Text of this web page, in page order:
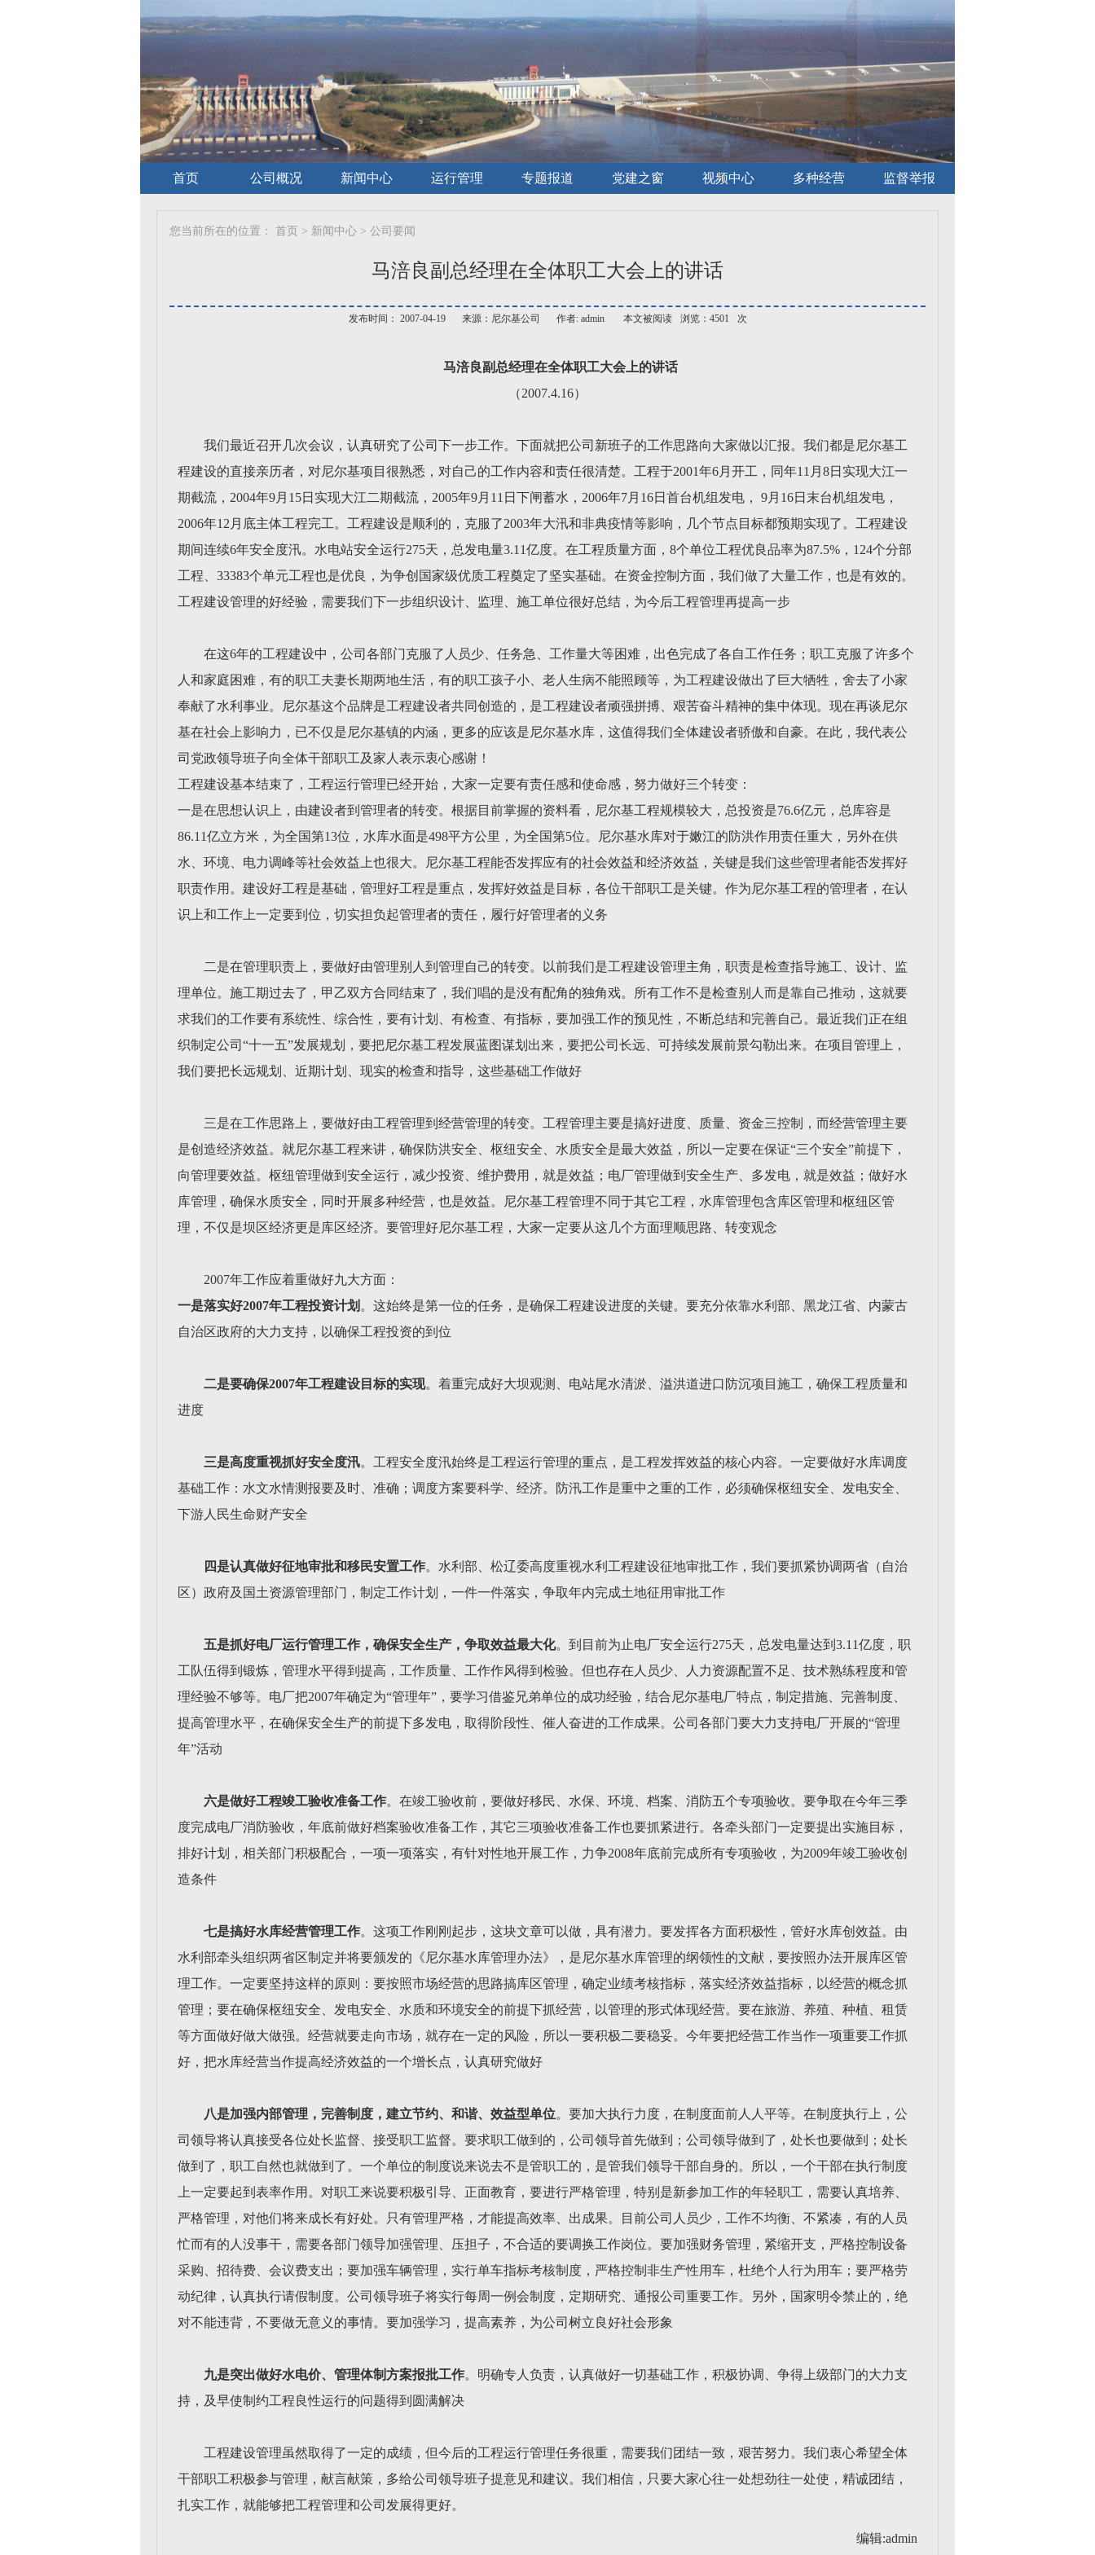
首页 公司概况 新闻中心 运行管理 专题报道 党建之窗 视频中心 多种经营 监督举报
您当前所在的位置： 首页 > 新闻中心 > 公司要闻
马涪良副总经理在全体职工大会上的讲话
发布时间： 2007-04-19 来源：尼尔基公司 作者: admin 本文被阅读 浏览：4501 次
马涪良副总经理在全体职工大会上的讲话
（2007.4.16）
我们最近召开几次会议，认真研究了公司下一步工作。下面就把公司新班子的工作思路向大家做以汇报。我们都是尼尔基工
程建设的直接亲历者，对尼尔基项目很熟悉，对自己的工作内容和责任很清楚。工程于2001年6月开工，同年11月8日实现大江一
期截流，2004年9月15日实现大江二期截流，2005年9月11日下闸蓄水，2006年7月16日首台机组发电， 9月16日末台机组发电，
2006年12月底主体工程完工。工程建设是顺利的，克服了2003年大汛和非典疫情等影响，几个节点目标都预期实现了。工程建设
期间连续6年安全度汛。水电站安全运行275天，总发电量3.11亿度。在工程质量方面，8个单位工程优良品率为87.5%，124个分部
工程、33383个单元工程也是优良，为争创国家级优质工程奠定了坚实基础。在资金控制方面，我们做了大量工作，也是有效的。
工程建设管理的好经验，需要我们下一步组织设计、监理、施工单位很好总结，为今后工程管理再提高一步
在这6年的工程建设中，公司各部门克服了人员少、任务急、工作量大等困难，出色完成了各自工作任务；职工克服了许多个
人和家庭困难，有的职工夫妻长期两地生活，有的职工孩子小、老人生病不能照顾等，为工程建设做出了巨大牺牲，舍去了小家
奉献了水利事业。尼尔基这个品牌是工程建设者共同创造的，是工程建设者顽强拼搏、艰苦奋斗精神的集中体现。现在再谈尼尔
基在社会上影响力，已不仅是尼尔基镇的内涵，更多的应该是尼尔基水库，这值得我们全体建设者骄傲和自豪。在此，我代表公
司党政领导班子向全体干部职工及家人表示衷心感谢！
工程建设基本结束了，工程运行管理已经开始，大家一定要有责任感和使命感，努力做好三个转变：
一是在思想认识上，由建设者到管理者的转变。根据目前掌握的资料看，尼尔基工程规模较大，总投资是76.6亿元，总库容是
86.11亿立方米，为全国第13位，水库水面是498平方公里，为全国第5位。尼尔基水库对于嫩江的防洪作用责任重大，另外在供
水、环境、电力调峰等社会效益上也很大。尼尔基工程能否发挥应有的社会效益和经济效益，关键是我们这些管理者能否发挥好
职责作用。建设好工程是基础，管理好工程是重点，发挥好效益是目标，各位干部职工是关键。作为尼尔基工程的管理者，在认
识上和工作上一定要到位，切实担负起管理者的责任，履行好管理者的义务
二是在管理职责上，要做好由管理别人到管理自己的转变。以前我们是工程建设管理主角，职责是检查指导施工、设计、监
理单位。施工期过去了，甲乙双方合同结束了，我们唱的是没有配角的独角戏。所有工作不是检查别人而是靠自己推动，这就要
求我们的工作要有系统性、综合性，要有计划、有检查、有指标，要加强工作的预见性，不断总结和完善自己。最近我们正在组
织制定公司“十一五”发展规划，要把尼尔基工程发展蓝图谋划出来，要把公司长远、可持续发展前景勾勒出来。在项目管理上，
我们要把长远规划、近期计划、现实的检查和指导，这些基础工作做好
三是在工作思路上，要做好由工程管理到经营管理的转变。工程管理主要是搞好进度、质量、资金三控制，而经营管理主要
是创造经济效益。就尼尔基工程来讲，确保防洪安全、枢纽安全、水质安全是最大效益，所以一定要在保证“三个安全”前提下，
向管理要效益。枢纽管理做到安全运行，减少投资、维护费用，就是效益；电厂管理做到安全生产、多发电，就是效益；做好水
库管理，确保水质安全，同时开展多种经营，也是效益。尼尔基工程管理不同于其它工程，水库管理包含库区管理和枢纽区管
理，不仅是坝区经济更是库区经济。要管理好尼尔基工程，大家一定要从这几个方面理顺思路、转变观念
2007年工作应着重做好九大方面：
一是落实好2007年工程投资计划 。这始终是第一位的任务，是确保工程建设进度的关键。要充分依靠水利部、黑龙江省、内蒙古
自治区政府的大力支持，以确保工程投资的到位
二是要确保2007年工程建设目标的实现。着重完成好大坝观测、电站尾水清淤、溢洪道进口防沉项目施工，确保工程质量和
进度
三是高度重视抓好安全度汛。工程安全度汛始终是工程运行管理的重点，是工程发挥效益的核心内容。一定要做好水库调度
基础工作：水文水情测报要及时、准确；调度方案要科学、经济。防汛工作是重中之重的工作，必须确保枢纽安全、发电安全、
下游人民生命财产安全
四是认真做好征地审批和移民安置工作。水利部、松辽委高度重视水利工程建设征地审批工作，我们要抓紧协调两省（自治
区）政府及国土资源管理部门，制定工作计划，一件一件落实，争取年内完成土地征用审批工作
五是抓好电厂运行管理工作，确保安全生产，争取效益最大化。到目前为止电厂安全运行275天，总发电量达到3.11亿度，职
工队伍得到锻炼，管理水平得到提高，工作质量、工作作风得到检验。但也存在人员少、人力资源配置不足、技术熟练程度和管
理经验不够等。电厂把2007年确定为“管理年”，要学习借鉴兄弟单位的成功经验，结合尼尔基电厂特点，制定措施、完善制度、
提高管理水平，在确保安全生产的前提下多发电，取得阶段性、催人奋进的工作成果。公司各部门要大力支持电厂开展的“管理
年”活动
六是做好工程竣工验收准备工作。在竣工验收前，要做好移民、水保、环境、档案、消防五个专项验收。要争取在今年三季
度完成电厂消防验收，年底前做好档案验收准备工作，其它三项验收准备工作也要抓紧进行。各牵头部门一定要提出实施目标，
排好计划，相关部门积极配合，一项一项落实，有针对性地开展工作，力争2008年底前完成所有专项验收，为2009年竣工验收创
造条件
七是搞好水库经营管理工作。这项工作刚刚起步，这块文章可以做，具有潜力。要发挥各方面积极性，管好水库创效益。由
水利部牵头组织两省区制定并将要颁发的《尼尔基水库管理办法》，是尼尔基水库管理的纲领性的文献，要按照办法开展库区管
理工作。一定要坚持这样的原则：要按照市场经营的思路搞库区管理，确定业绩考核指标，落实经济效益指标，以经营的概念抓
管理；要在确保枢纽安全、发电安全、水质和环境安全的前提下抓经营，以管理的形式体现经营。要在旅游、养殖、种植、租赁
等方面做好做大做强。经营就要走向市场，就存在一定的风险，所以一要积极二要稳妥。今年要把经营工作当作一项重要工作抓
好，把水库经营当作提高经济效益的一个增长点，认真研究做好
八是加强内部管理，完善制度，建立节约、和谐、效益型单位。要加大执行力度，在制度面前人人平等。在制度执行上，公
司领导将认真接受各位处长监督、接受职工监督。要求职工做到的，公司领导首先做到；公司领导做到了，处长也要做到；处长
做到了，职工自然也就做到了。一个单位的制度说来说去不是管职工的，是管我们领导干部自身的。所以，一个干部在执行制度
上一定要起到表率作用。对职工来说要积极引导、正面教育，要进行严格管理，特别是新参加工作的年轻职工，需要认真培养、
严格管理，对他们将来成长有好处。只有管理严格，才能提高效率、出成果。目前公司人员少，工作不均衡、不紧凑，有的人员
忙而有的人没事干，需要各部门领导加强管理、压担子，不合适的要调换工作岗位。要加强财务管理，紧缩开支，严格控制设备
采购、招待费、会议费支出；要加强车辆管理，实行单车指标考核制度，严格控制非生产性用车，杜绝个人行为用车；要严格劳
动纪律，认真执行请假制度。公司领导班子将实行每周一例会制度，定期研究、通报公司重要工作。另外，国家明令禁止的，绝
对不能违背，不要做无意义的事情。要加强学习，提高素养，为公司树立良好社会形象
九是突出做好水电价、管理体制方案报批工作。明确专人负责，认真做好一切基础工作，积极协调、争得上级部门的大力支
持，及早使制约工程良性运行的问题得到圆满解决
工程建设管理虽然取得了一定的成绩，但今后的工程运行管理任务很重，需要我们团结一致，艰苦努力。我们衷心希望全体
干部职工积极参与管理，献言献策，多给公司领导班子提意见和建议。我们相信，只要大家心往一处想劲往一处使，精诚团结，
扎实工作，就能够把工程管理和公司发展得更好。
编辑:admin